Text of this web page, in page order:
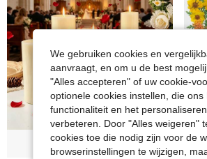
We gebruiken cookies en
aanvraagt, en om u de best
"Alles accepteren" of uw cookie-
optionele cookies instellen, die
functionaliteit en het
verbeteren. Door "Alles weigeren"
cookies toe die nodig zijn voor de
browserinstellingen te wijzigen,